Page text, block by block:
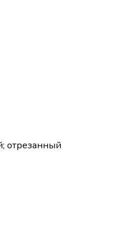
отрезанный